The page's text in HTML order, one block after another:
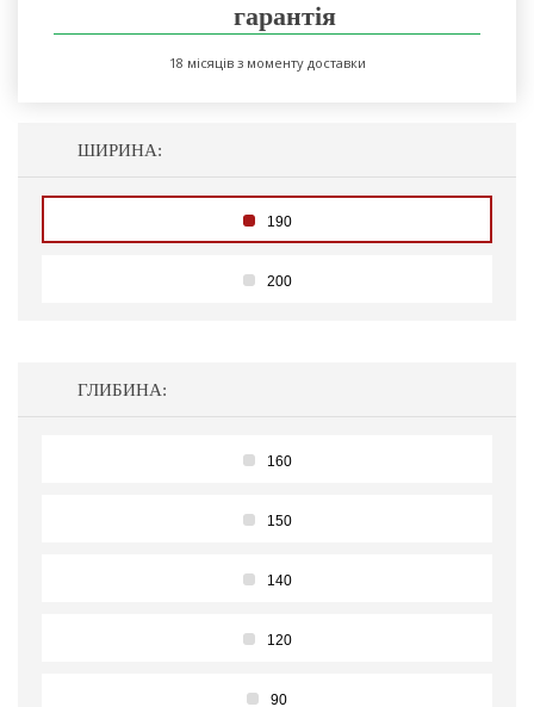
гарантія
18 місяців з моменту доставки
ШИРИНА:
190
200
ГЛИБИНА:
160
150
140
120
90